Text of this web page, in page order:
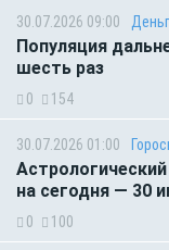
30.07.2026 09:00
Популяция
шесть раз
0 154
30.07.2026 01:00
на сегодня — 30
0 100